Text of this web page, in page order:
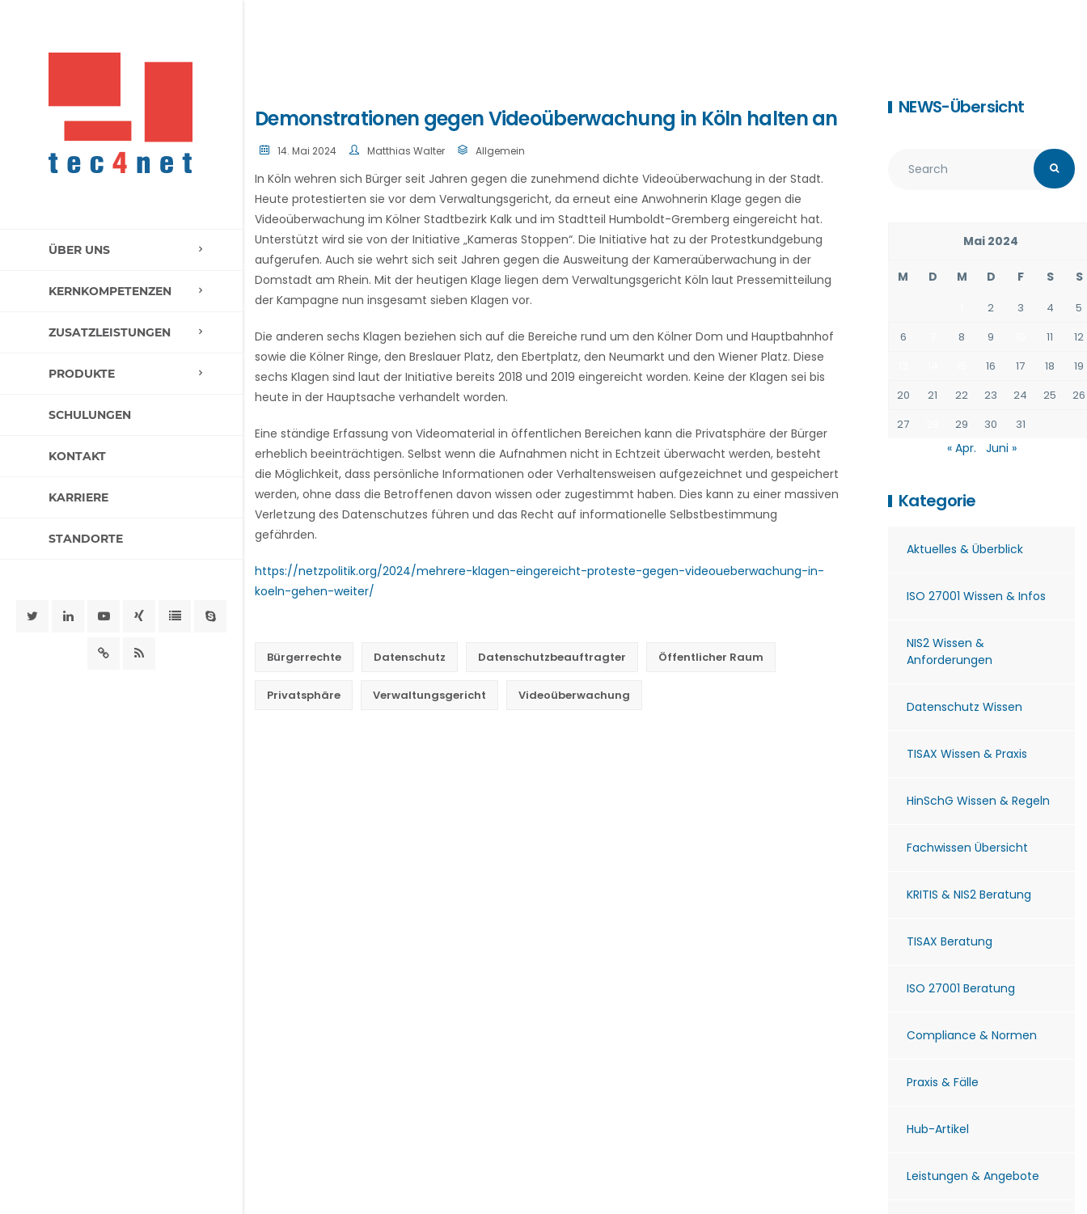
ÜBER UNS
KERNKOMPETENZEN
ZUSATZLEISTUNGEN
PRODUKTE
SCHULUNGEN
KONTAKT
KARRIERE
STANDORTE
Demonstrationen gegen Videoüberwachung in Köln halten an
14. Mai 2024 Matthias Walter Allgemein
In Köln wehren sich Bürger seit Jahren gegen die zunehmend dichte Videoüberwachung in der Stadt.
Heute protestierten sie vor dem Verwaltungsgericht, da erneut eine Anwohnerin Klage gegen die
Videoüberwachung im Kölner Stadtbezirk Kalk und im Stadtteil Humboldt-Gremberg eingereicht hat.
Unterstützt wird sie von der Initiative „Kameras Stoppen“. Die Initiative hat zu der Protestkundgebung
aufgerufen. Auch sie wehrt sich seit Jahren gegen die Ausweitung der Kameraüberwachung in der
Domstadt am Rhein. Mit der heutigen Klage liegen dem Verwaltungsgericht Köln laut Pressemitteilung
der Kampagne nun insgesamt sieben Klagen vor.
Die anderen sechs Klagen beziehen sich auf die Bereiche rund um den Kölner Dom und Hauptbahnhof
sowie die Kölner Ringe, den Breslauer Platz, den Ebertplatz, den Neumarkt und den Wiener Platz. Diese
sechs Klagen sind laut der Initiative bereits 2018 und 2019 eingereicht worden. Keine der Klagen sei bis
heute in der Hauptsache verhandelt worden.
Eine ständige Erfassung von Videomaterial in öffentlichen Bereichen kann die Privatsphäre der Bürger
erheblich beeinträchtigen. Selbst wenn die Aufnahmen nicht in Echtzeit überwacht werden, besteht
die Möglichkeit, dass persönliche Informationen oder Verhaltensweisen aufgezeichnet und gespeichert
werden, ohne dass die Betroffenen davon wissen oder zugestimmt haben. Dies kann zu einer massiven
Verletzung des Datenschutzes führen und das Recht auf informationelle Selbstbestimmung
gefährden.
https://netzpolitik.org/2024/mehrere-klagen-eingereicht-proteste-gegen-videoueberwachung-in-
koeln-gehen-weiter/
Bürgerrechte Datenschutz Datenschutzbeauftragter Öffentlicher Raum
Privatsphäre Verwaltungsgericht Videoüberwachung
NEWS-Übersicht
Mai 2024
M D M D F S S
2 3 4
5
6
8 9 11
12
16 17 18
19
20
21 22 23 24 25
26
27
29 30 31
« Apr. Juni »
Kategorie
Aktuelles & Überblick
ISO 27001 Wissen & Infos
NIS2 Wissen &
Anforderungen
Datenschutz Wissen
TISAX Wissen & Praxis
HinSchG Wissen & Regeln
Fachwissen Übersicht
KRITIS & NIS2 Beratung
TISAX Beratung
ISO 27001 Beratung
Compliance & Normen
Praxis & Fälle
Hub-Artikel
Leistungen & Angebote